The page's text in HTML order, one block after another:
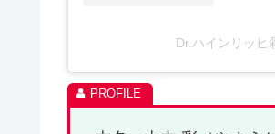
Dr.ハインリッヒ